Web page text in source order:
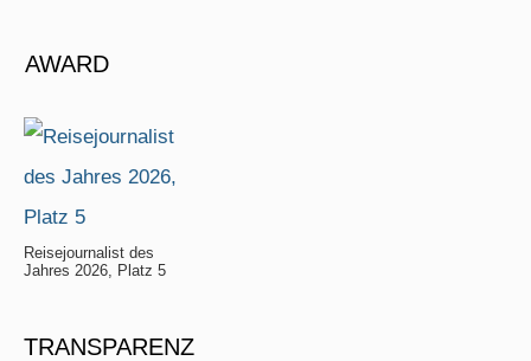
AWARD
Reisejournalist des
Jahres 2026, Platz 5
TRANSPARENZ